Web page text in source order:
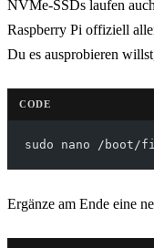
NVMe-SSDs laufen
Raspberry Pi offiziell
Du es ausprobieren
CODE
sudo nano /boot/
Ergänze am Ende eine